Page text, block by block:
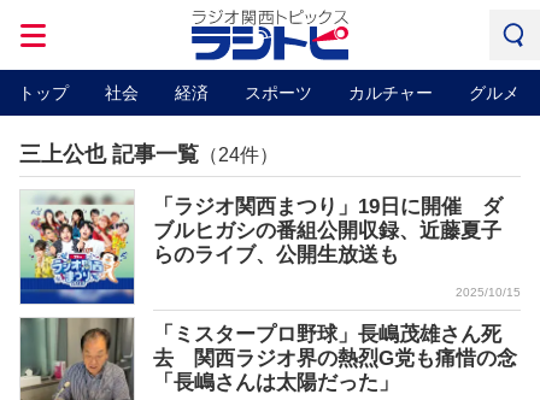
トップ 社会 経済 スポーツ カルチャー グルメ
三上公也 記事一覧 （24件）
「ラジオ関西まつり」19日に開催 ダ
ブルヒガシの番組公開収録、近藤夏子
らのライブ、公開生放送も
2025/10/15
「ミスタープロ野球」長嶋茂雄さん死
去 関西ラジオ界の熱烈G党も痛惜の念
「長嶋さんは太陽だった」